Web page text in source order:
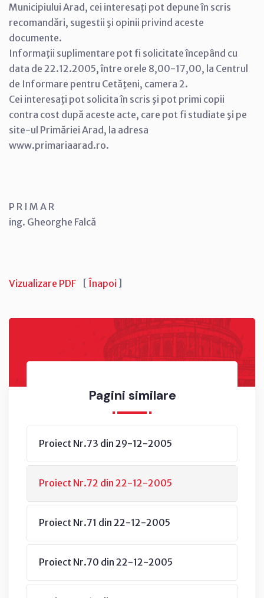
Pagini similare
Proiect Nr.73 din 29-12-2005
Proiect Nr.72 din 22-12-2005
Proiect Nr.71 din 22-12-2005
Proiect Nr.70 din 22-12-2005
Municipiului Arad, cei interesaţi pot depune în scris
recomandări, sugestii şi opinii privind aceste
documente.
Informaţii suplimentare pot fi solicitate începând cu
data de 22.12.2005, între orele 8,00-17,00, la Centrul
de Informare pentru Cetăţeni, camera 2.
Cei interesaţi pot solicita în scris şi pot primi copii
contra cost după aceste acte, care pot fi studiate şi pe
site-ul Primăriei Arad, la adresa
www.primariaarad.ro.
P R I M A R
ing. Gheorghe Falcă
Vizualizare PDF [ Înapoi ]